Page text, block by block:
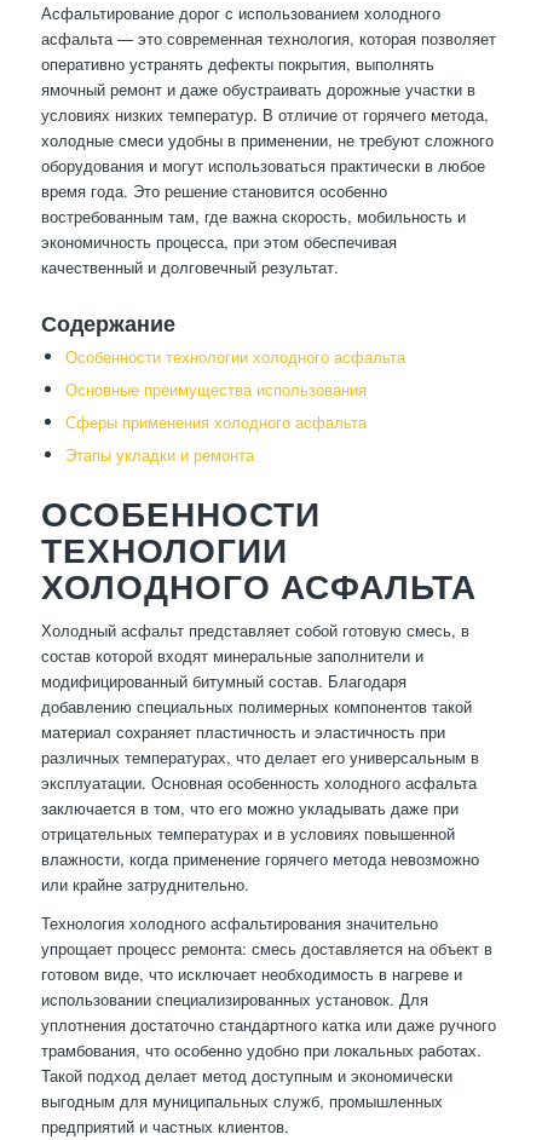
Асфальтирование дорог с использованием холодного
асфальта — это современная технология, которая позволяет
оперативно устранять дефекты покрытия, выполнять
ямочный ремонт и даже обустраивать дорожные участки в
условиях низких температур. В отличие от горячего метода,
холодные смеси удобны в применении, не требуют сложного
оборудования и могут использоваться практически в любое
время года. Это решение становится особенно
востребованным там, где важна скорость, мобильность и
экономичность процесса, при этом обеспечивая
качественный и долговечный результат.
Содержание
Особенности технологии холодного асфальта
Основные преимущества использования
Сферы применения холодного асфальта
Этапы укладки и ремонта
ОСОБЕННОСТИ
ТЕХНОЛОГИИ
ХОЛОДНОГО АСФАЛЬТА
Холодный асфальт представляет собой готовую смесь, в
состав которой входят минеральные заполнители и
модифицированный битумный состав. Благодаря
добавлению специальных полимерных компонентов такой
материал сохраняет пластичность и эластичность при
различных температурах, что делает его универсальным в
эксплуатации. Основная особенность холодного асфальта
заключается в том, что его можно укладывать даже при
отрицательных температурах и в условиях повышенной
влажности, когда применение горячего метода невозможно
или крайне затруднительно.
Технология холодного асфальтирования значительно
упрощает процесс ремонта: смесь доставляется на объект в
готовом виде, что исключает необходимость в нагреве и
использовании специализированных установок. Для
уплотнения достаточно стандартного катка или даже ручного
трамбования, что особенно удобно при локальных работах.
Такой подход делает метод доступным и экономически
выгодным для муниципальных служб, промышленных
предприятий и частных клиентов.